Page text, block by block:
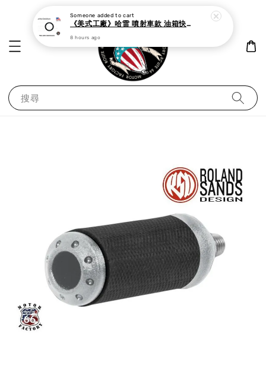
搜尋
Someone added to cart
《美式工廠》哈雷 噴射車款 油箱快速接頭 母 o型環
8 hours ago